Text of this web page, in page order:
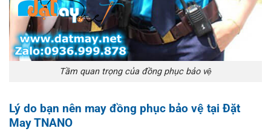
Tầm quan trọng của đồng phục bảo vệ
Lý do bạn nên may đồng phục bảo vệ tại Đặt
May TNANO